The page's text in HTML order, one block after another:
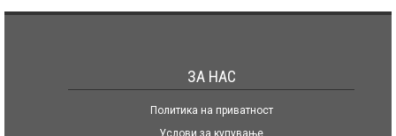
ЗА НАС
Политика на приватност